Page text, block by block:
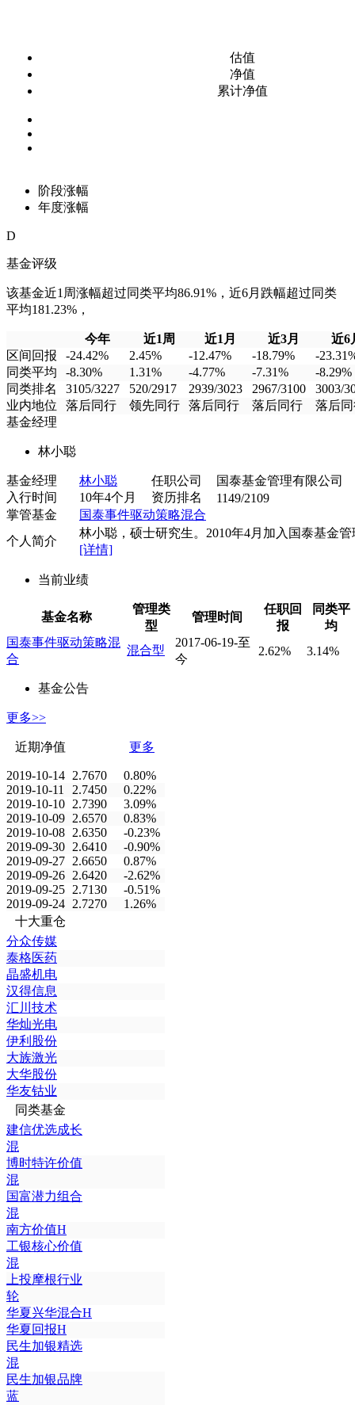
估值
净值
累计净值
阶段涨幅
年度涨幅
D
基金评级
该基金近1周涨幅超过同类平均86.91%，近6月跌幅超过同类
平均181.23%，
今年 近1周 近1月 近3月
近6
区间回报
-24.42% 2.45% -12.47% -18.79%
-
同类平均
-8.30% 1.31% -4.77% -7.31%
-8.29%
同类排名
3105/3227 520/2917 2939/3023 2967/3100
3003/
业内地位
落后同行 领先同行 落后同行 落后同行
落后
基金经理
林小聪
基金经理 林小聪 任职公司
国泰基金管理有限公司
入行时间
10年4个月 资历排名
1149/2109
掌管基金
国泰事件驱动策略混合
个人简介
林小聪，硕士研究生。2010年4月加入国泰基金管
[详情]
当前业绩
基金名称
管理类
型
管理时间
任职回
报
同类平
均
国泰事件驱动策略混
合
混合型
2017-06-19-至
今
2.62% 3.14%
基金公告
更多>>
近期净值 更多
2019-10-14 2.7670
0.80%
2019-10-11
2.7450
0.22%
2019-10-10 2.7390
3.09%
2019-10-09 2.6570
0.83%
2019-10-08 2.6350
-0.23%
2019-09-30 2.6410
-0.90%
2019-09-27 2.6650
0.87%
2019-09-26 2.6420
-2.62%
2019-09-25 2.7130
-0.51%
2019-09-24 2.7270
1.26%
十大重仓
分众传媒
泰格医药
晶盛机电
汉得信息
汇川技术
华灿光电
伊利股份
大族激光
大华股份
华友钴业
同类基金
建信优选成长
混
博时特许价值
混
国富潜力组合
混
南方价值H
工银核心价值
混
上投摩根行业
轮
华夏兴华混合H
华夏回报H
民生加银精选
混
民生加银品牌
蓝